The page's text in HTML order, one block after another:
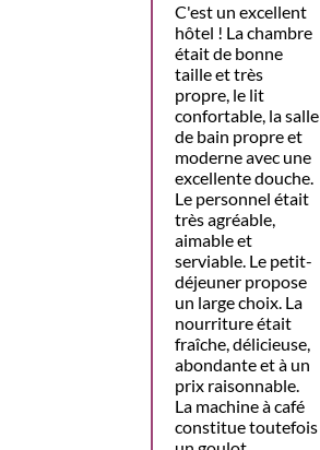
C'est un excellent
hôtel ! La chambre
était de bonne
taille et très
propre, le lit
confortable, la salle
de bain propre et
moderne avec une
excellente douche.
Le personnel était
très agréable,
aimable et
serviable. Le petit-
déjeuner propose
un large choix. La
nourriture était
fraîche, délicieuse,
abondante et à un
prix raisonnable.
La machine à café
constitue toutefois